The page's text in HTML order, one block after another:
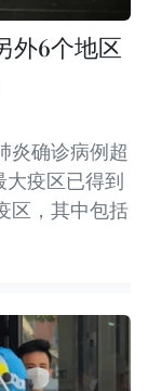
外6个地区
炎确诊病例超
疫区已得到
区，其中包括